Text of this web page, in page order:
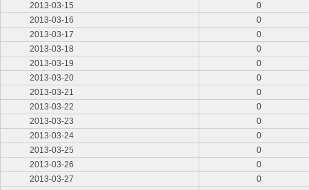
2013-03-15
0
2013-03-16
0
2013-03-17
0
2013-03-18
0
2013-03-19
0
2013-03-20
0
2013-03-21
0
2013-03-22
0
2013-03-23
0
2013-03-24
0
2013-03-25
0
2013-03-26
0
2013-03-27
0